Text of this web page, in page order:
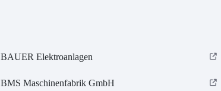
BAUER Elektroanlagen
BMS Maschinenfabrik GmbH